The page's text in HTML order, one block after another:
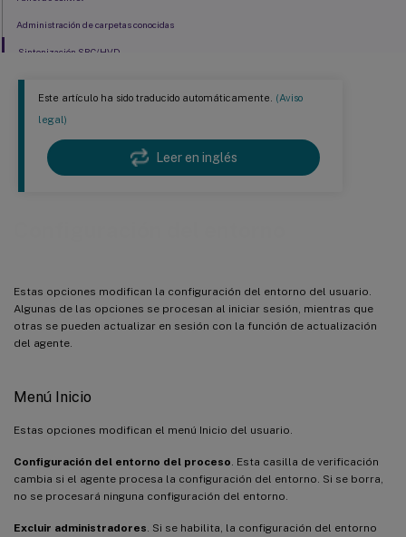
Este artículo ha sido traducido automáticamente. (Aviso
legal)
Leer en inglés
Estas opciones modifican la configuración del entorno del usuario.
Algunas de las opciones se procesan al iniciar sesión, mientras que
otras se pueden actualizar en sesión con la función de actualización
del agente.
Menú Inicio
Estas opciones modifican el menú Inicio del usuario.
Configuración del entorno del proceso . Esta casilla de verificación
cambia si el agente procesa la configuración del entorno. Si se borra,
no se procesará ninguna configuración del entorno.
Excluir administradores . Si se habilita, la configuración del entorno
Administración de carpetas conocidas
Sintonización SBC/HVD